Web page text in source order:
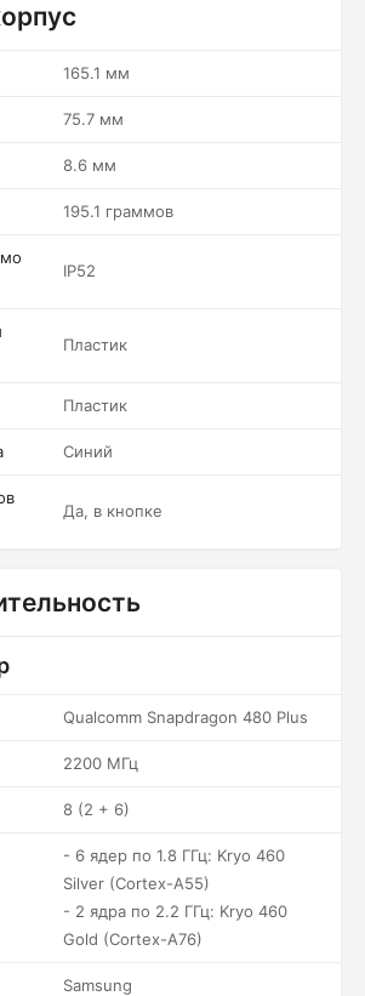
165.1 мм
75.7 мм
8.6 мм
195.1 граммов
IP52
Пластик
Пластик
Синий
Да, в кнопке
Qualcomm Snapdragon 480 Plus
2200 МГц
8 (2 + 6)
- 6 ядер по 1.8 ГГц: Kryo 460
Silver (Cortex-A55)
- 2 ядра по 2.2 ГГц: Kryo 460
Gold (Cortex-A76)
Samsung